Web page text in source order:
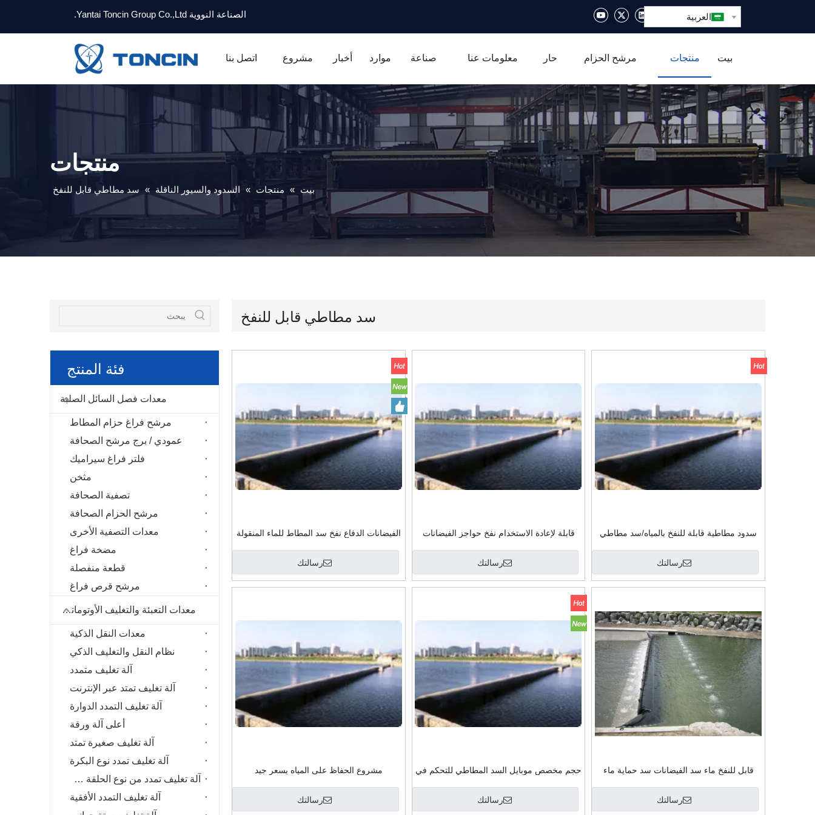
الصناعة النووية Yantai Toncin Group Co.,Ltd. العربية
بيت منتجات مرشح الحزام حار معلومات عنا صناعة موارد أخبار مشروع اتصل بنا
منتجات
بيت » منتجات » السدود والسيور الناقلة » سد مطاطي قابل للنفخ
فئة المنتج
معدات فصل السائل الصلبة
مرشح فراغ حزام المطاط
عمودي / برج مرشح الصحافة
فلتر فراغ سيراميك
مثخن
تصفية الصحافة
مرشح الحزام الصحافة
معدات التصفية الأخرى
مضخة فراغ
قطعة منفصلة
مرشح قرص فراغ
معدات التعبئة والتغليف الأوتوماتيكية
معدات النقل الذكية
نظام النقل والتغليف الذكي
آلة تغليف متمدد
آلة تغليف تمتد عبر الإنترنت
آلة تغليف التمدد الدوارة
أعلى آلة ورقة
آلة تغليف صغيرة تمتد
آلة تغليف تمدد نوع البكرة
آلة تغليف تمدد من نوع الحلقة عالية السرعة
آلة تغليف التمدد الأفقية
سد مطاطي قابل للنفخ
سدود مطاطية قابلة للنفخ بالمياه/سد مطاطي
رسالتك
قابلة لإعادة الاستخدام نفخ حواجز الفيضانات
رسالتك
الفيضانات الدفاع نفخ سد المطاط للماء المنقولة
رسالتك
قابل للنفخ ماء سد الفيضانات سد حماية ماء
رسالتك
حجم مخصص موبايل السد المطاطي للتحكم في
رسالتك
مشروع الحفاظ على المياه بسعر جيد
رسالتك